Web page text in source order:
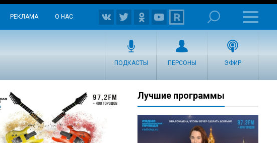
РЕКЛАМА О НАС
ПОДКАСТЫ ПЕРСОНЫ ЭФИР
Лучшие программы